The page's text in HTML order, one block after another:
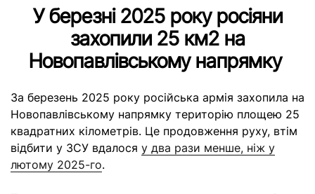
У березні 2025 року росіяни
захопили 25 км2 на
Новопавлівському напрямку
За березень 2025 року російська армія захопила на
Новопавлівському напрямку територію площею 25
квадратних кілометрів. Це продовження руху, втім
відбити у ЗСУ вдалося у два рази менше, ніж у
лютому 2025-го.